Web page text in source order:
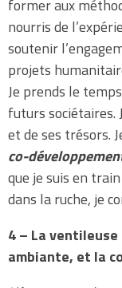
former aux
nourris de
soutenir
projets
Je prends le
futurs sociétaires.
et de ses trésors.
co-
que je suis en
dans la ruche, je
4 – La
ambiante, et la